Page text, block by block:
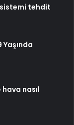
sistemi tehdit
nasıl